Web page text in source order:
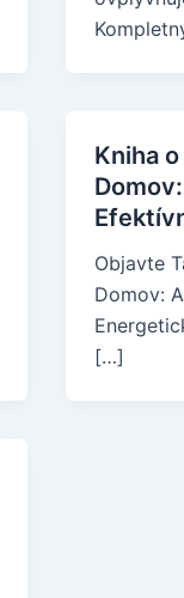
Kniha
Objavte
Domov:
[…]